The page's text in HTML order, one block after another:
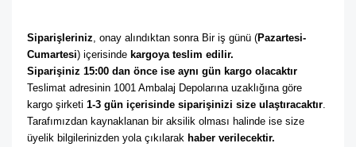
Siparişleriniz , onay alındıktan sonra Bir iş günü (Pazartesi-
Cumartesi) içerisinde kargoya teslim edilir.
Siparişiniz 15:00 dan önce ise aynı gün kargo olacaktır
Teslimat adresinin 1001 Ambalaj Depolarına uzaklığına göre
kargo şirketi 1-3 gün içerisinde siparişinizi size ulaştıracaktır
Tarafımızdan kaynaklanan bir aksilik olması halinde ise size
üyelik bilgilerinizden yola çıkılarak haber verilecektir.